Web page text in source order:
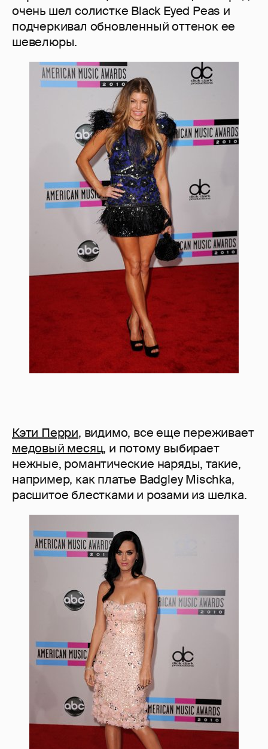
очень шел солистке Black Eyed Peas и
подчеркивал обновленный оттенок ее
шевелюры.
Кэти Перри, видимо, все еще переживает
медовый месяц, и потому выбирает
нежные, романтические наряды, такие,
например, как платье Badgley Mischka,
расшитое блестками и розами из шелка.